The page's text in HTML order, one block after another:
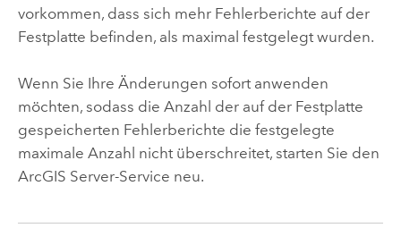
vorkommen, dass sich mehr Fehlerberichte auf der
Festplatte befinden, als maximal festgelegt wurden.
Wenn Sie Ihre Änderungen sofort anwenden
möchten, sodass die Anzahl der auf der Festplatte
gespeicherten Fehlerberichte die festgelegte
maximale Anzahl nicht überschreitet, starten Sie den
ArcGIS Server-Service neu.